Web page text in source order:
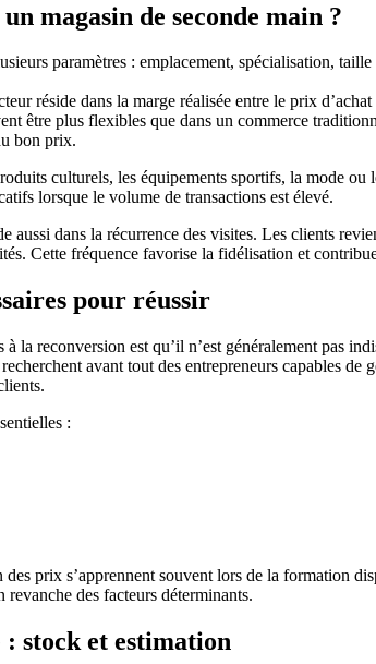
magasin de seconde main ?
paramètres : emplacement, spécialisation,
réside dans la marge réalisée entre le prix
être plus flexibles que dans un commerce
bon prix.
culturels, les équipements sportifs, la mode ou
lorsque le volume de transactions est élevé.
aussi dans la récurrence des visites. Les clients
Cette fréquence favorise la fidélisation et
pour réussir
la reconversion est qu’il n’est généralement pas
avant tout des entrepreneurs capables de
:
des prix s’apprennent souvent lors de la formation
des facteurs déterminants.
stock et estimation